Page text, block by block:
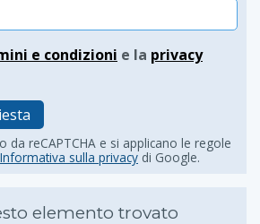
e condizioni e la privacy
da reCAPTCHA e si applicano le regole
Informativa sulla privacydi Google.
elemento trovato